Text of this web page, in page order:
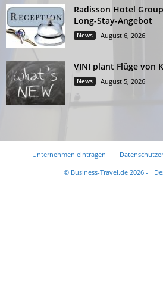
Radisson Hotel
Long-Stay-Angebot
News August 6, 2026
VINI plant Flüge von
News August 5, 2026
Unternehmen eintragen
© Business-Travel.de 2026 -